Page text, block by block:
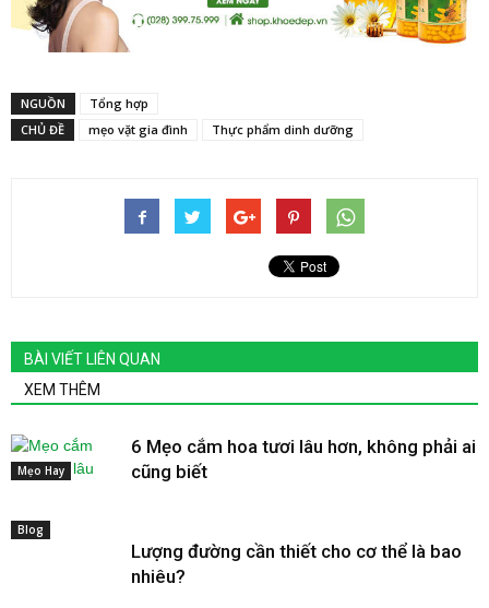
NGUỒN
Tổng hợp
CHỦ ĐỀ
mẹo vặt gia đình Thực phẩm dinh dưỡng
BÀI VIẾT LIÊN QUAN
XEM THÊM
Mẹo Hay
6 Mẹo cắm hoa tươi lâu hơn, không phải ai
cũng biết
Blog
Lượng đường cần thiết cho cơ thể là bao
nhiêu?